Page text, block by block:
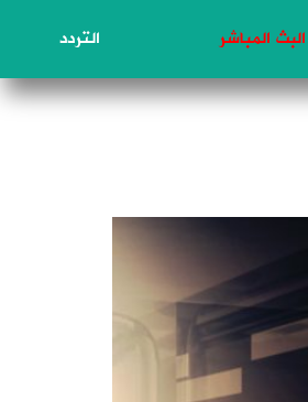
البث المباشر التردد